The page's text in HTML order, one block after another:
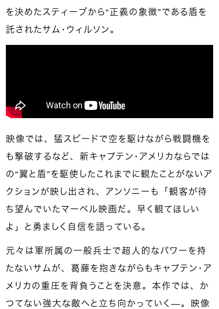
を決めたスティーブから“正義の象徴”である盾を
託されたサム・ウィルソン。
映像では、猛スピードで空を駆けながら戦闘機を
も撃破するなど、新キャプテン・アメリカならでは
の“翼と盾”を駆使したこれまでに観たことがないア
クションが映し出され、アンソニーも「観客が待
ち望んでいたマーベル映画だ。早く観てほしい
よ」と勇ましく自信を語っている。
元々は軍所属の一般兵士で超人的なパワーを持
たないサムが、葛藤を抱きながらもキャプテン・ア
メリカの重圧を背負うことを決意。本作では、か
つてない強大な敵へと立ち向かっていく—。映像